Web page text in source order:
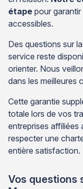
étape pour
accessibles.
Des questions sur
service reste
orienter. Nous
dans les meilleures
Cette garantie
totale lors de vos
entreprises affiliées
respecter une
entière satisfaction.
Vos questions